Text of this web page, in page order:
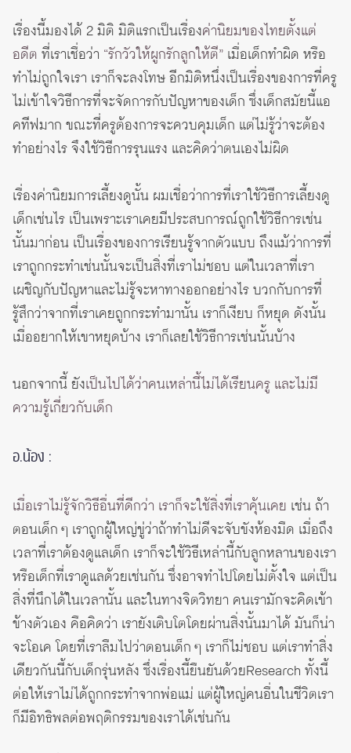
เรื่องนี้มองได้ 2 มิติ มิติแรกเป็นเรื่องค่านิยมของไทยตั้งแต่
อดีต ที่เราเชื่อว่า “รักวัวให้ผูกรักลูกให้ตี” เมื่อเด็กทำผิด หรือ
ทำไม่ถูกใจเรา เราก็จะลงโทษ อีกมิติหนึ่งเป็นเรื่องของการที่ครู
ไม่เข้าใจวิธีการที่จะจัดการกับปัญหาของเด็ก ซึ่งเด็กสมัยนี้แอ
คทีฟมาก ขณะที่ครูต้องการจะควบคุมเด็ก แต่ไม่รู้ว่าจะต้อง
ทำอย่างไร จึงใช้วิธีการรุนแรง และคิดว่าตนเองไม่ผิด
เรื่องค่านิยมการเลี้ยงดูนั้น ผมเชื่อว่าการที่เราใช้วิธีการเลี้ยงดู
เด็กเช่นไร เป็นเพราะเราเคยมีประสบการณ์ถูกใช้วิธีการเช่น
นั้นมาก่อน เป็นเรื่องของการเรียนรู้จากตัวแบบ ถึงแม้ว่าการที่
เราถูกกระทำเช่นนั้นจะเป็นสิ่งที่เราไม่ชอบ แต่ในเวลาที่เรา
เผชิญกับปัญหาและไม่รู้จะหาทางออกอย่างไร บวกกับการที่
รู้สึกว่าจากที่เราเคยถูกกระทำมานั้น เราก็เงียบ ก็หยุด ดังนั้น
เมื่ออยากให้เขาหยุดบ้าง เราก็เลยใช้วิธีการเช่นนั้นบ้าง
นอกจากนี้ ยังเป็นไปได้ว่าคนเหล่านี้ไม่ได้เรียนครู และไม่มี
ความรู้เกี่ยวกับเด็ก
อ.น้อง :
เมื่อเราไม่รู้จักวิธีอื่นที่ดีกว่า เราก็จะใช้สิ่งที่เราคุ้นเคย เช่น ถ้า
ตอนเด็ก ๆ เราถูกผู้ใหญ่ขู่ว่าถ้าทำไม่ดีจะจับขังห้องมืด เมื่อถึง
เวลาที่เราต้องดูแลเด็ก เราก็จะใช้วิธีเหล่านี้กับลูกหลานของเรา
หรือเด็กที่เราดูแลด้วยเช่นกัน ซึ่งอาจทำไปโดยไม่ตั้งใจ แต่เป็น
สิ่งที่นึกได้ในเวลานั้น และในทางจิตวิทยา คนเรามักจะคิดเข้า
ข้างตัวเอง คือคิดว่า เรายังเติบโตโดยผ่านสิ่งนั้นมาได้ มันก็น่า
จะโอเค โดยที่เราลืมไปว่าตอนเด็ก ๆ เราก็ไม่ชอบ แต่เราทำสิ่ง
เดียวกันนี้กับเด็กรุ่นหลัง ซึ่งเรื่องนี้ยืนยันด้วยResearch ทั้งนี้
ต่อให้เราไม่ได้ถูกกระทำจากพ่อแม่ แต่ผู้ใหญ่คนอื่นในชีวิตเรา
ก็มีอิทธิพลต่อพฤติกรรมของเราได้เช่นกัน